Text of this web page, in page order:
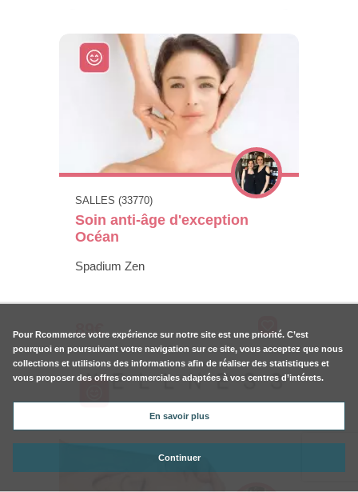
SALLES (33770)
Soin anti-âge d'exception
Océan
Spadium Zen
89€
Pour Rcommerce votre expérience sur notre site est une priorité. C’est
pourquoi en poursuivant votre navigation sur ce site, vous acceptez que nous
collections et utilisions des informations afin de réaliser des statistiques et
vous proposer des offres commerciales adaptées à vos centres d’intérets.
En savoir plus
Continuer